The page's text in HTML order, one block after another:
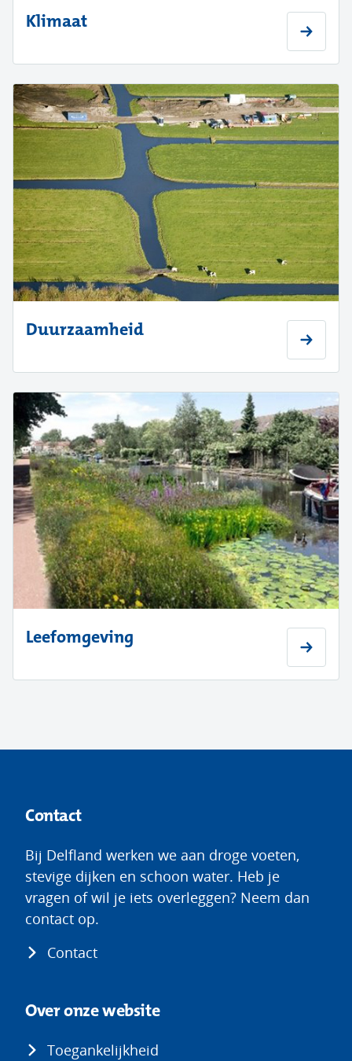
Klimaat
Duurzaamheid
Leefomgeving
Contact
Bij Delfland werken we aan droge voeten,
stevige dijken en schoon water. Heb je
vragen of wil je iets overleggen? Neem dan
contact op.
Contact
Over onze website
Toegankelijkheid